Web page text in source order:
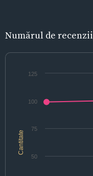
Numărul de recenzii
Cantitate
100
50
75
125